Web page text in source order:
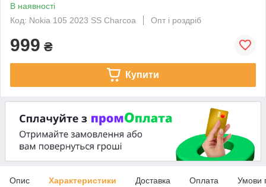
В наявності
Код: Nokia 105 2023 SS Charcoa
Опт і роздріб
999 ₴
Купити
Опис Характеристики Доставка Оплата Умови